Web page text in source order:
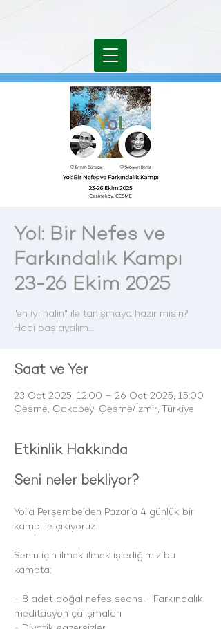
Yol: Bir Nefes ve
Farkındalık Kampı
23-26 Ekim 2025
"en iyi halin" ile tanışmaya hazır mısın?
Hadi başlayalım…
Saat ve Yer
23 Oct 2025, 12:00 – 26 Oct 2025, 15:00
Çeşme, Çakabey, Çeşme/İzmir, Türkiye
Etkinlik Hakkında
Seni neler bekliyor?
Yol’a Perşembe’den Pazar’a 4 günlük bir
kamp ile çıkıyoruz.
Senin için ilmek ilmek işlediğimiz bu
kampta;
- 8 adet doğal nefes seansı- Farkındalık
meditasyon çalışmaları